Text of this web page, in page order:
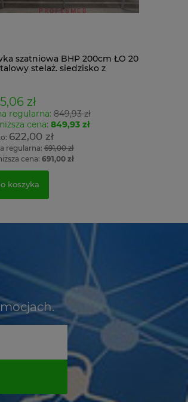
szatniowa BHP 200cm ŁO 20
stelaż. siedzisko z
zł
regularna:849,93 zł
cena: 849,93 zł
622,00 zł
regularna:691,00 zł
cena: 691,00 zł
koszyka